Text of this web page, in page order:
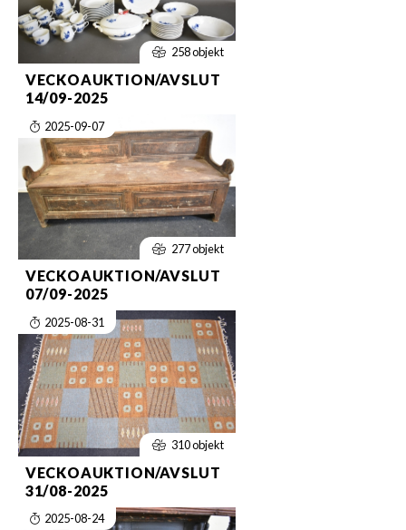
258 objekt
VECKOAUKTION/AVSLUT
14/09-2025
2025-09-07
277 objekt
VECKOAUKTION/AVSLUT
07/09-2025
2025-08-31
310 objekt
VECKOAUKTION/AVSLUT
31/08-2025
2025-08-24